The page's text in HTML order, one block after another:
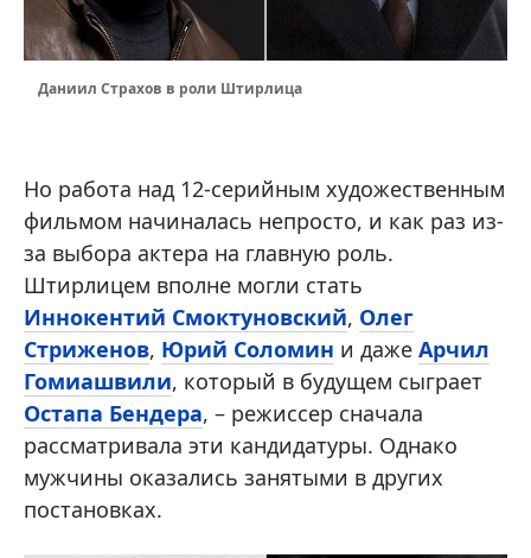
Даниил Страхов в роли Штирлица
Но работа над 12-серийным художественным
фильмом начиналась непросто, и как раз из-
за выбора актера на главную роль.
Штирлицем вполне могли стать
Иннокентий Смоктуновский, Олег
Стриженов, Юрий Соломин и даже Арчил
Гомиашвили, который в будущем сыграет
Остапа Бендера, – режиссер сначала
рассматривала эти кандидатуры. Однако
мужчины оказались занятыми в других
постановках.